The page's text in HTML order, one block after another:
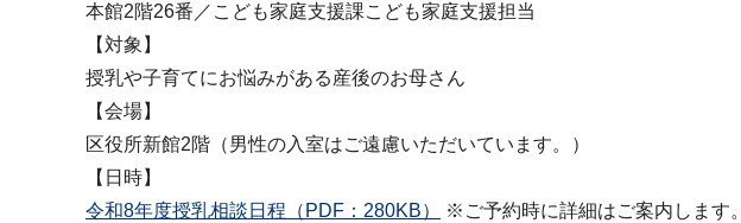
本館2階26番／こども家庭支援課こども家庭支援担当
【対象】
授乳や子育てにお悩みがある産後のお母さん
【会場】
区役所新館2階（男性の入室はご遠慮いただいています。）
【日時】
令和8年度授乳相談日程（PDF：280KB）
※ご予約時に詳細はご案内します。